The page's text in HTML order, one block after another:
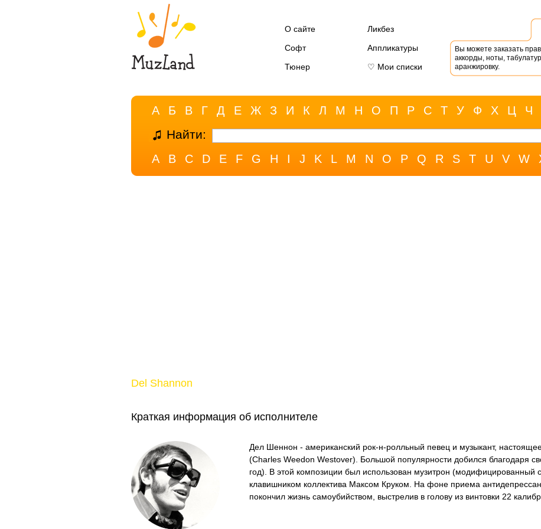
О сайте
Ликбез
Софт
Аппликатуры
Тюнер
♡ Мои списки
Вы можете заказать
аккорды, ноты,
аранжировку.
А Б В Г Д Е Ж З И К Л М Н О П Р С Т У Ф Х Ц Ч
Найти:
A B C D E F G H I J K L M N O P Q R S T U V W
Del Shannon
Краткая информация об исполнителе
Дел Шеннон - американский рок-н-ролльный певец и музыкант,
(Charles Weedon Westover). Большой популярности добился благодаря
год). В этой композиции был использован музитрон (модифицированный
клавишником коллектива Максом Круком. На фоне приема
покончил жизнь самоубийством, выстрелив в голову из винтовки 22